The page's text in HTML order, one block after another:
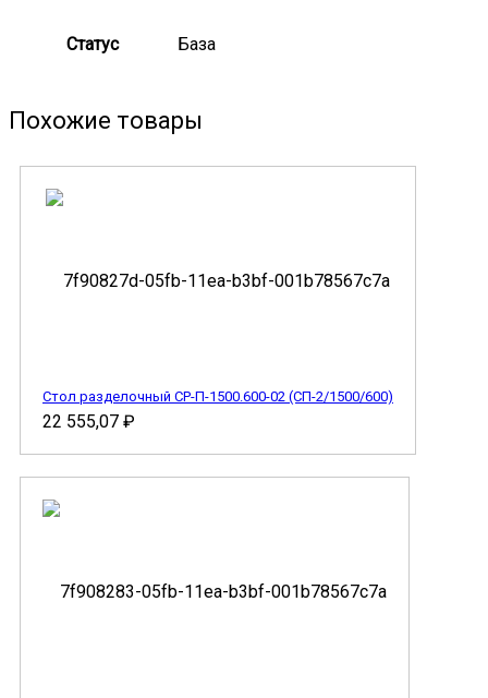
Статус База
Похожие товары
Стол разделочный СР-П-1500.600-02 (СП-2/1500/600)
22 555,07 ₽